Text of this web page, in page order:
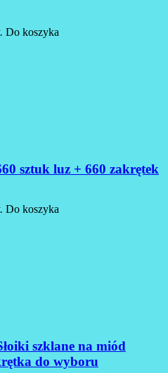
Do koszyka
sztuk luz + 660 zakrętek
Do koszyka
szklane na miód
do wyboru